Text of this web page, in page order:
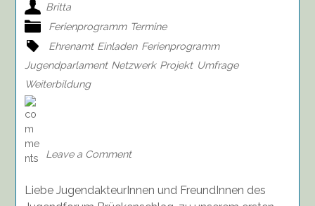
Britta
Ferienprogramm Termine
Ehrenamt Einladen Ferienprogramm
Jugendparlament Netzwerk Projekt Umfrage
Weiterbildung
Leave a Comment
am
Liebe JugendakteurInnen und FreundInnen des